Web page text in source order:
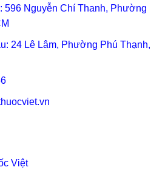
596 Nguyễn Chí Thanh, Phường
24 Lê Lâm, Phường Phú Thạnh,
Việt